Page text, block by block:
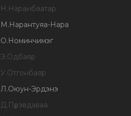
Н.Наранбаатар
М.Нарантуяа-Нара
О.Номинчимэг
Э.Одбаяр
У.Отгонбаяр
Л.Оюун-Эрдэнэ
Д.Пүрэвдаваа